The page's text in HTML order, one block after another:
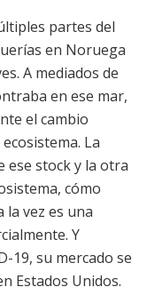
partes del
en Noruega
A mediados de
en ese mar,
el cambio
La
ese stock y la otra
cómo
la vez es una
Y
19, su mercado se
Estados Unidos.